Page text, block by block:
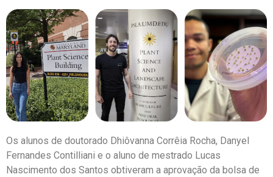
Os alunos de doutorado Dhiôvanna Corrêia Rocha, Danyel
Fernandes Contilliani e o aluno de mestrado Lucas
Nascimento dos Santos obtiveram a aprovação da bolsa de